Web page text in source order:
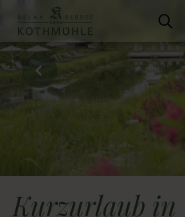
Inhalt
springen
Kurzurlaub in